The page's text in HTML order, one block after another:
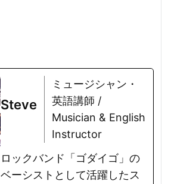
Steve
ミュージシャン・
英語講師 /
Musician & English
Instructor
ロックバンド「ゴダイゴ」の
ベーシストとして活躍したス